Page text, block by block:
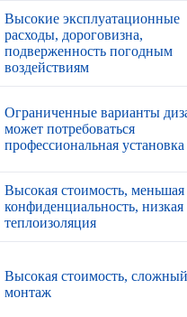
Высокие эксплуатационные
расходы, дороговизна,
подверженность погодным
воздействиям
Ограниченные варианты
может потребоваться
профессиональная установка
Высокая стоимость, меньшая
конфиденциальность, низкая
теплоизоляция
Высокая стоимость, сложный
монтаж